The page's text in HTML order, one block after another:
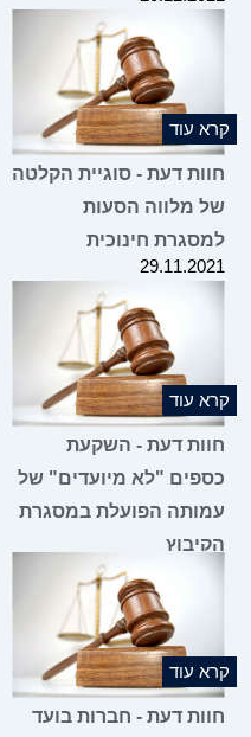
עוד
דעת - סוגיית הקלטה
מלווה הסעות
חינוכית
עוד
דעת - השקעת
"לא מיועדים" של
הפועלת במסגרת
עוד
דעת - חברות בועד